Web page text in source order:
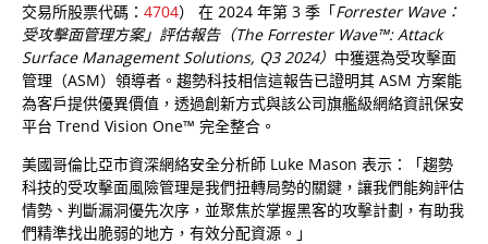
交易所股票代碼： 4704） 在 2024 年第 3 季「Forrester Wave：
受攻擊面管理方案」評估報告（The Forrester Wave™: Attack
Surface Management Solutions, Q3 2024） 中獲選為受攻擊面
管理（ASM）領導者。趨勢科技相信這報告已證明其 ASM 方案能
為客戶提供優異價值，透過創新方式與該公司旗艦級網絡資訊保安
平台 Trend Vision One™ 完全整合。
美國哥倫比亞市資深網絡安全分析師 Luke Mason 表示：「趨勢
科技的受攻擊面風險管理是我們扭轉局勢的關鍵，讓我們能夠評估
情勢、判斷漏洞優先次序，並聚焦於掌握黑客的攻擊計劃，有助我
們精準找出脆弱的地方，有效分配資源。」